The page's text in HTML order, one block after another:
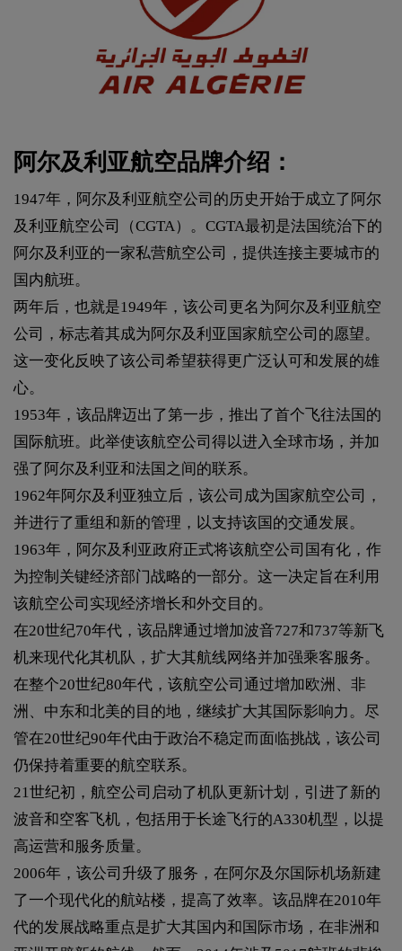
阿尔及利亚航空品牌介绍：
1947年，阿尔及利亚航空公司的历史开始于成立了阿尔
及利亚航空公司（CGTA）。CGTA最初是法国统治下的
阿尔及利亚的一家私营航空公司，提供连接主要城市的
国内航班。
两年后，也就是1949年，该公司更名为阿尔及利亚航空
公司，标志着其成为阿尔及利亚国家航空公司的愿望。
这一变化反映了该公司希望获得更广泛认可和发展的雄
心。
1953年，该品牌迈出了第一步，推出了首个飞往法国的
国际航班。此举使该航空公司得以进入全球市场，并加
强了阿尔及利亚和法国之间的联系。
1962年阿尔及利亚独立后，该公司成为国家航空公司，
并进行了重组和新的管理，以支持该国的交通发展。
1963年，阿尔及利亚政府正式将该航空公司国有化，作
为控制关键经济部门战略的一部分。这一决定旨在利用
该航空公司实现经济增长和外交目的。
在20世纪70年代，该品牌通过增加波音727和737等新飞
机来现代化其机队，扩大其航线网络并加强乘客服务。
在整个20世纪80年代，该航空公司通过增加欧洲、非
洲、中东和北美的目的地，继续扩大其国际影响力。尽
管在20世纪90年代由于政治不稳定而面临挑战，该公司
仍保持着重要的航空联系。
21世纪初，航空公司启动了机队更新计划，引进了新的
波音和空客飞机，包括用于长途飞行的A330机型，以提
高运营和服务质量。
2006年，该公司升级了服务，在阿尔及尔国际机场新建
了一个现代化的航站楼，提高了效率。该品牌在2010年
代的发展战略重点是扩大其国内和国际市场，在非洲和